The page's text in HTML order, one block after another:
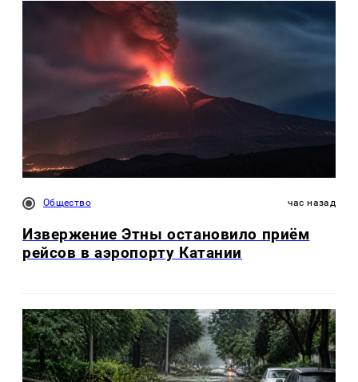
Общество час назад
Извержение Этны остановило приём
рейсов в аэропорту Катании